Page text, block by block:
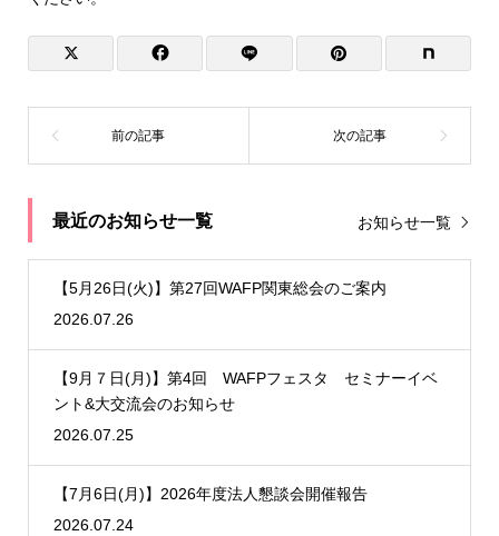
最近のお知らせ一覧 お知らせ一覧
【5月26日(火)】第27回WAFP関東総会のご案内
2026.07.26
【9月７日(月)】第4回 WAFPフェスタ セミナーイベ
ント&大交流会のお知らせ
2026.07.25
【7月6日(月)】2026年度法人懇談会開催報告
2026.07.24